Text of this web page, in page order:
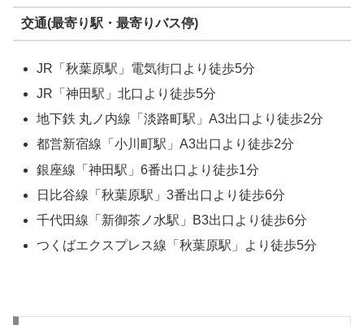
交通(最寄り駅・最寄りバス停)
JR「秋葉原駅」電気街口より徒歩5分
JR「神田駅」北口より徒歩5分
地下鉄 丸ノ内線「淡路町駅」A3出口より徒歩2分
都営新宿線「小川町駅」A3出口より徒歩2分
銀座線「神田駅」6番出口より徒歩1分
日比谷線「秋葉原駅」3番出口より徒歩6分
千代田線「新御茶ノ水駅」B3出口より徒歩6分
つくばエクスプレス線「秋葉原駅」より徒歩5分